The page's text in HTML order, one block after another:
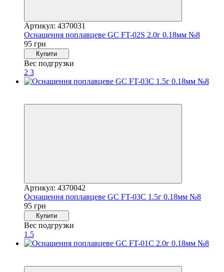
Артикул: 4370031
Оснащення поплавцеве GC FT-02S 2.0г 0.18мм №8
95 грн
Купити
Вес подгрузки
2 3
Артикул: 4370042
Оснащення поплавцеве GC FT-03C 1.5г 0.18мм №8
95 грн
Купити
Вес подгрузки
1.5